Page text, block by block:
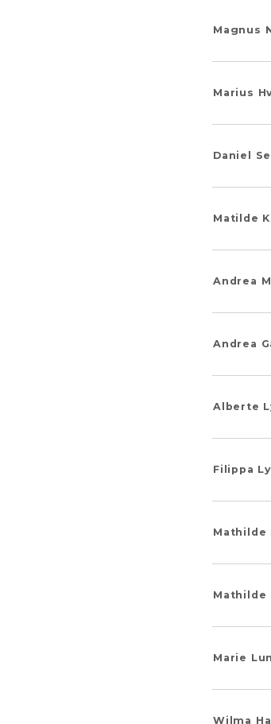
Magnus
Marius
Daniel
Matilde
Andrea
Andrea
Alberte
Filippa
Mathilde
Mathilde
Marie
Wilma